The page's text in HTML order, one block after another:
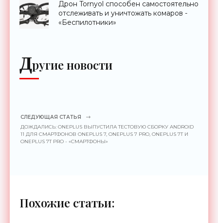
Дрон Tornyol способен самостоятельно
отслеживать и уничтожать комаров -
«Беспилотники»
Другие новости
СЛЕДУЮЩАЯ СТАТЬЯ
ДОЖДАЛИСЬ: ONEPLUS ВЫПУСТИЛА ТЕСТОВУЮ СБОРКУ ANDROID
11 ДЛЯ СМАРТФОНОВ ONEPLUS 7, ONEPLUS 7 PRO, ONEPLUS 7T И
ONEPLUS 7T PRO - «СМАРТФОНЫ»
Похожие статьи: